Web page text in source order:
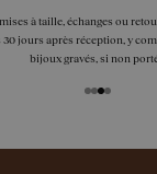
à taille, échanges ou
30 jours après réception, y
bijoux gravés, si non